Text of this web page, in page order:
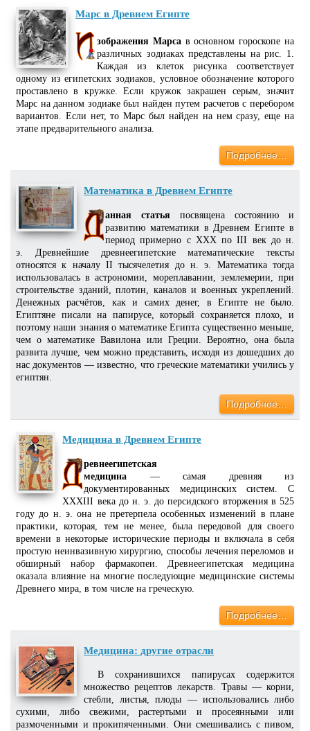
Марс в Древнем Египте
зображения Марсав основном гороскопе на
различных зодиаках представлены на рис. 1.
Каждая из клеток рисунка соответствует
одному из египетских зодиаков, условное обозначение которого
проставлено в кружке. Если кружок закрашен серым, значит
Марс на данном зодиаке был найден путем расчетов с перебором
вариантов. Если нет, то Марс был найден на нем сразу, еще на
этапе предварительного анализа.
Подробнее…
Математика в Древнем Египте
анная статья посвящена состоянию и
развитию математики в Древнем Египте в
период примерно с XXX по III век до н.
э. Древнейшие древнеегипетские математические тексты
относятся к началу II тысячелетия до н. э. Математика тогда
использовалась в астрономии, мореплавании, землемерии, при
строительстве зданий, плотин, каналов и военных укреплений.
Денежных расчётов, как и самих денег, в Египте не было.
Египтяне писали на папирусе, который сохраняется плохо, и
поэтому наши знания о математике Египта существенно меньше,
чем о математике Вавилона или Греции. Вероятно, она была
развита лучше, чем можно представить, исходя из дошедших до
нас документов — известно, что греческие математики учились у
египтян.
Подробнее…
Медицина в Древнем Египте
ревнеегипетская
медицина — самая древняя из
документированных медицинских систем. С
XXXIII века до н. э. до персидского вторжения в 525
году до н. э. она не претерпела особенных изменений в плане
практики, которая, тем не менее, была передовой для своего
времени в некоторые исторические периоды и включала в себя
простую неинвазивную хирургию, способы лечения переломов и
обширный набор фармакопеи. Древнеегипетская медицина
оказала влияние на многие последующие медицинские системы
Древнего мира, в том числе на греческую.
Подробнее…
Медицина: другие отрасли
В сохранившихся папирусах содержится
множество рецептов лекарств. Травы — корни,
стебли, листья, плоды — использовались либо
сухими, либо свежими, растертыми и просеянными или
размоченными и прокипяченными. Они смешивались с пивом,